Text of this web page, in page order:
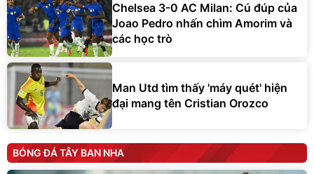
Chelsea 3-0 AC Milan: Cú đúp của
Joao Pedro nhấn chìm Amorim và
các học trò
Man Utd tìm thấy 'máy quét' hiện
đại mang tên Cristian Orozco
BÓNG ĐÁ TÂY BAN NHA